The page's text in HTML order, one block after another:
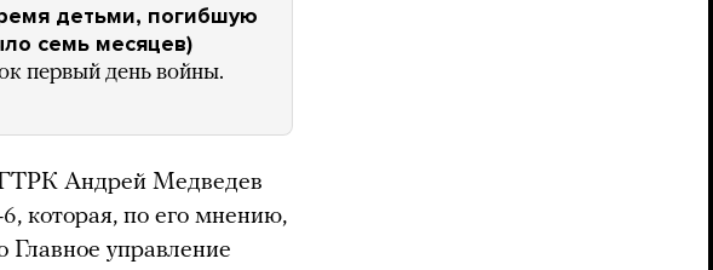
детьми, погибшую
семь месяцев)
первый день войны.
Андрей Медведев
которая, по его мнению,
Главное управление